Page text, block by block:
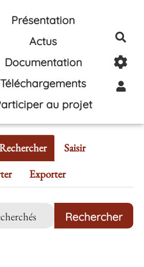
principal
Présentation
Actus
Documentation
Téléchargements
au projet
Saisir
Exporter